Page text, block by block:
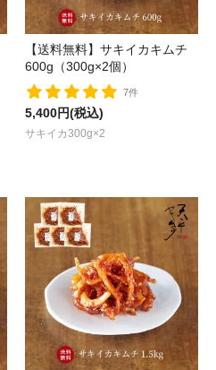
【送料無料】サキイカキムチ
600g（300g×2個）
7件
5,400円(税込)
サキイカ300g×2